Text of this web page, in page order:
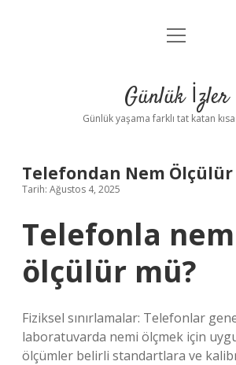
Anasayfa
Yasal Uyarı
menüyü
Günlük İzler
Günlük yaşama farklı tat katan
Telefondan Nem Ölçülür
Tarih: Ağustos 4, 2025
Telefonla nem
ölçülür mü?
Fiziksel sınırlamalar: Telefonlar
laboratuvarda nemi ölçmek için
ölçümler belirli standartlara ve